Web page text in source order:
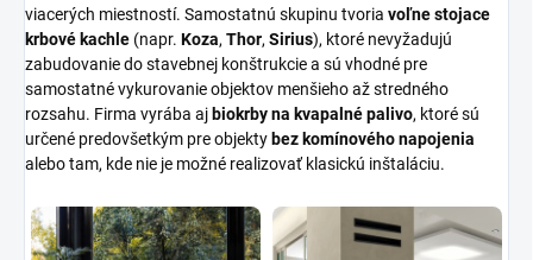
viacerých miestností. Samostatnú skupinu tvoria voľne stojace
krbové kachle (napr. Koza, Thor, Sirius), ktoré nevyžadujú
zabudovanie do stavebnej konštrukcie a sú vhodné pre
samostatné vykurovanie objektov menšieho až stredného
rozsahu. Firma vyrába aj biokrby na kvapalné palivo, ktoré sú
určené predovšetkým pre objekty bez komínového napojenia
alebo tam, kde nie je možné realizovať klasickú inštaláciu.